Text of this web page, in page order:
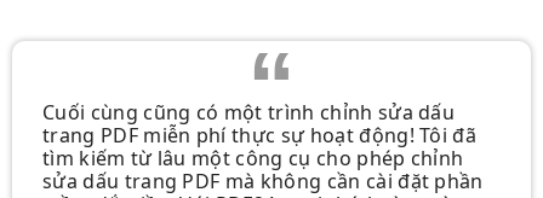
Cuối cùng cũng có một trình chỉnh sửa dấu
trang PDF miễn phí thực sự hoạt động! Tôi đã
tìm kiếm từ lâu một công cụ cho phép chỉnh
sửa dấu trang PDF mà không cần cài đặt phần